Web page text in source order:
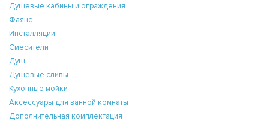
Душевые кабины и ограждения
Фаянс
Инсталляции
Смесители
Душ
Душевые сливы
Кухонные мойки
Аксессуары для ванной комнаты
Дополнительная комплектация